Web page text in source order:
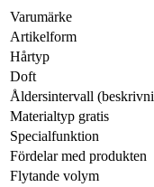
Varumärke
Artikelform
Hårtyp
Doft
Åldersintervall
Materialtyp gratis
Specialfunktion
Fördelar med produkten
Flytande volym